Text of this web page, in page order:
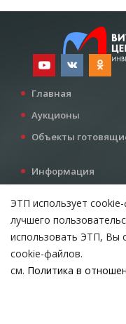
Главная
Аукционы
Объекты
Информация
Все для инвестора
Контакты
Возникли вопросы?
ЭТП использует
лучшего
использовать ЭТП, Вы
cookie-файлов.
см. Политика в